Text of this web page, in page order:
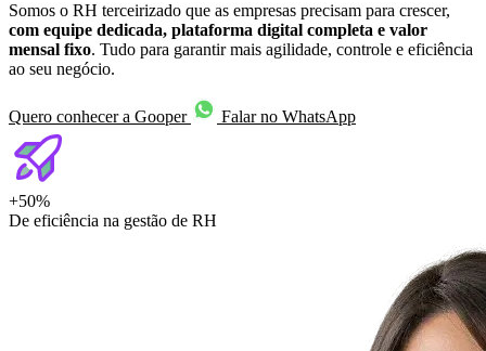
Somos o RH terceirizado que as empresas precisam para crescer,
com equipe dedicada, plataforma digital completa e valor
mensal fixo. Tudo para garantir mais agilidade, controle e eficiência
ao seu negócio.
Quero conhecer a Gooper Falar no WhatsApp
+50%
De eficiência na gestão de RH